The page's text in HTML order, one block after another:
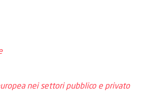
nei settori pubblico e privato